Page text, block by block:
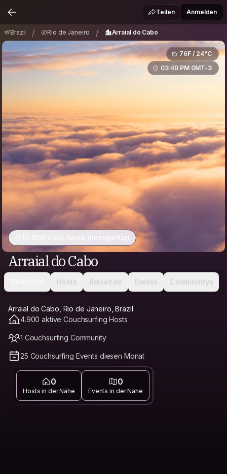
Arraial do Cabo
Teilen Anmelden
Brazil / Rio de Janeiro / Arraial do Cabo
76F / 24°C
03:40 PM GMT-3
10.000+ zur Reise hinzugefügt
Arraial do Cabo
Hosts Reisende Events Communitys
Arraial do Cabo, Rio de Janeiro, Brazil
4.900 aktive Couchsurfing Hosts
1 Couchsurfing Community
25 Couchsurfing Events diesen Monat
0
Hosts in der Nähe
0
Events in der Nähe